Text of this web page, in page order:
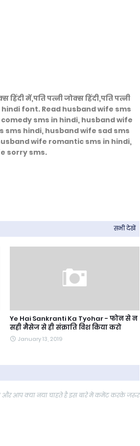
हिंदी में,पति पत्नी जोक्स हिंदी,पति पत्नी
hindi font. Read husband wife sms
sms in hindi, husband wife
sms hindi, husband wife sad sms
wife romantic sms in hindi,
sorry sms.
सभी देखें
Ye Hai Sankranti Ka Tyohar - फोन से न
सही मैसेज से ही संक्राति विश किया करो
January 13, 2019
और आप क्या नया चाहते है इस बारे में कमेंट करके जरुर